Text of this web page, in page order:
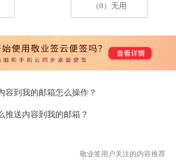
（0）无用
容到我的邮箱怎么操作？
推送内容到我的邮箱？
敬业签用户关注的内容推荐